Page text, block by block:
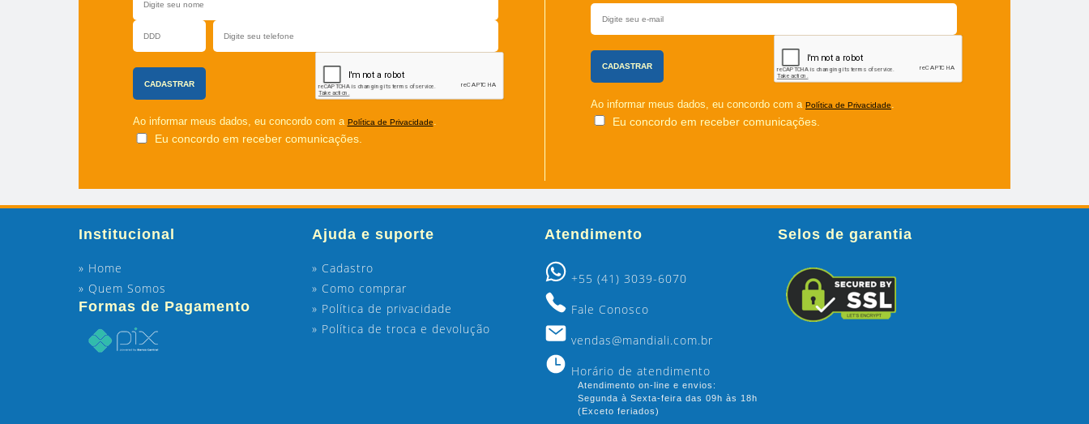
Ao informar meus dados, eu concordo com a Política de Privacidade.
Eu concordo em receber comunicações.
Ao informar meus dados, eu concordo com a Política de Privacidade.
Eu concordo em receber comunicações.
Institucional
» Home
» Quem Somos
Formas de Pagamento
Ajuda e suporte
» Cadastro
» Como comprar
» Política de privacidade
» Política de troca e devolução
Atendimento
+55 (41) 3039-6070
Fale Conosco
vendas@mandiali.com.br
Horário de atendimento
Atendimento on-line e envios:
Segunda à Sexta-feira das 09h às 18h
(Exceto feriados)
Selos de garantia